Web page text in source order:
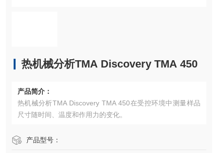
热机械分析TMA Discovery TMA 450
产品简介：
热机械分析TMA Discovery TMA 450在受控环境中测量样品
尺寸随时间、温度和作用力的变化。
产品型号：